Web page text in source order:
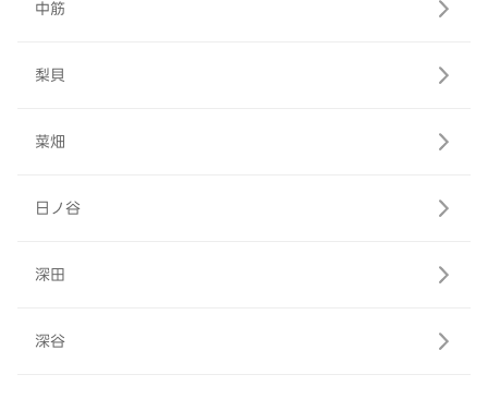
中筋
梨貝
菜畑
日ノ谷
深田
深谷